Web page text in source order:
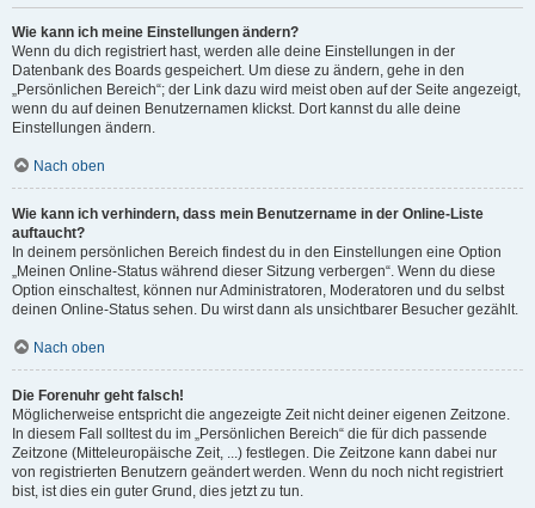
Wie kann ich meine Einstellungen ändern?
Wenn du dich registriert hast, werden alle deine Einstellungen in der
Datenbank des Boards gespeichert. Um diese zu ändern, gehe in den
„Persönlichen Bereich“; der Link dazu wird meist oben auf der Seite angezeigt,
wenn du auf deinen Benutzernamen klickst. Dort kannst du alle deine
Einstellungen ändern.
Nach oben
Wie kann ich verhindern, dass mein Benutzername in der Online-Liste
auftaucht?
In deinem persönlichen Bereich findest du in den Einstellungen eine Option
„Meinen Online-Status während dieser Sitzung verbergen“. Wenn du diese
Option einschaltest, können nur Administratoren, Moderatoren und du selbst
deinen Online-Status sehen. Du wirst dann als unsichtbarer Besucher gezählt.
Nach oben
Die Forenuhr geht falsch!
Möglicherweise entspricht die angezeigte Zeit nicht deiner eigenen Zeitzone.
In diesem Fall solltest du im „Persönlichen Bereich“ die für dich passende
Zeitzone (Mitteleuropäische Zeit, ...) festlegen. Die Zeitzone kann dabei nur
von registrierten Benutzern geändert werden. Wenn du noch nicht registriert
bist, ist dies ein guter Grund, dies jetzt zu tun.